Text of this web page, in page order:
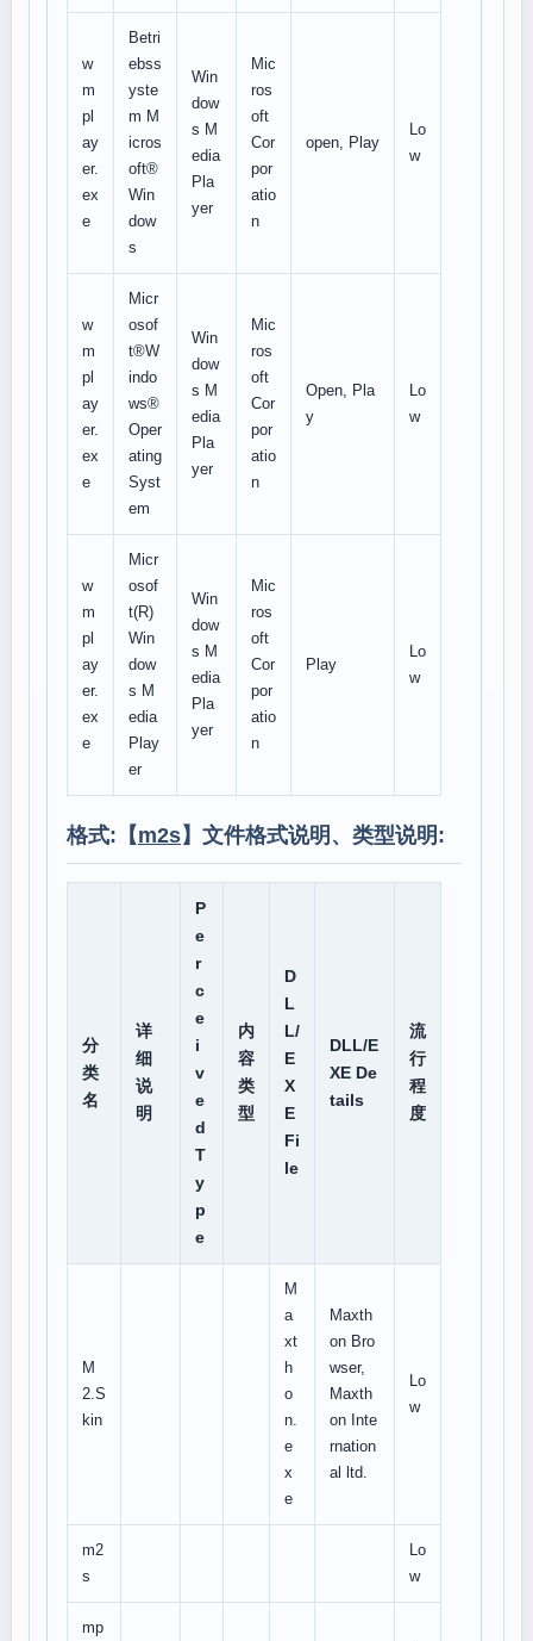
w
m
pl
ay
er.
ex
e
Betri
ebss
yste
m M
icros
oft®
Win
dow
s
Win
dow
s M
edia
Pla
yer
Mic
ros
oft
Cor
por
atio
n
open, Play
Lo
w
w
m
pl
ay
er.
ex
e
Micr
osof
t®W
indo
ws®
Oper
ating
Syst
em
Win
dow
s M
edia
Pla
yer
Mic
ros
oft
Cor
por
atio
n
Open, Pla
y
Lo
w
w
m
pl
ay
er.
ex
e
Micr
osof
t(R)
Win
dow
s M
edia
Play
er
Win
dow
s M
edia
Pla
yer
Mic
ros
oft
Cor
por
atio
n
Play
Lo
w
格式:【m2s】文件格式说明、类型说明:
分
类
名
详
细
说
明
P
e
r
c
e
i
v
e
d
T
y
p
e
内
容
类
型
D
L
L/
E
X
E
Fi
le
DLL/E
XE De
tails
流
行
程
度
M
2.S
kin
M
a
xt
h
o
n.
e
x
e
Maxth
on Bro
wser,
Maxth
on Inte
rnation
al ltd.
Lo
w
m2
s
Lo
w
mp